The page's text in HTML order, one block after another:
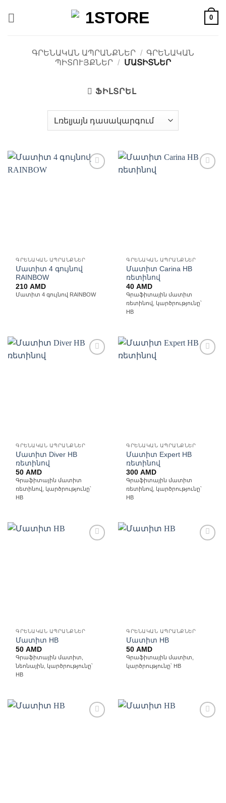
0
ԳՐԵՆԱԿԱՆ ԱՊՐԱՆՔՆԵՐ / ԳՐԵՆԱԿԱՆ
ՊԻՏՈՒՅՔՆԵՐ / ՄԱՏԻՏՆԵՐ
ՖԻԼՏՐԵԼ
ԳՐԵՆԱԿԱՆ ԱՊՐԱՆՔՆԵՐ
Մատիտ 4 գույնով
RAINBOW
210AMD
Մատիտ 4 գույնով RAINBOW
ԳՐԵՆԱԿԱՆ ԱՊՐԱՆՔՆԵՐ
Մատիտ Carina HB
ռետինով
40AMD
Գրաֆիտային մատիտ
ռետինով, կարծրությունը՝
HB
ԳՐԵՆԱԿԱՆ ԱՊՐԱՆՔՆԵՐ
Մատիտ Diver HB
ռետինով
50AMD
Գրաֆիտային մատիտ
ռետինով, կարծրությունը՝
HB
ԳՐԵՆԱԿԱՆ ԱՊՐԱՆՔՆԵՐ
Մատիտ Expert HB
ռետինով
300AMD
Գրաֆիտային մատիտ
ռետինով, կարծրությունը՝
HB
ԳՐԵՆԱԿԱՆ ԱՊՐԱՆՔՆԵՐ
Մատիտ HB
50AMD
Գրաֆիտային մատիտ,
նեոնային, կարծրությունը՝
HB
ԳՐԵՆԱԿԱՆ ԱՊՐԱՆՔՆԵՐ
Մատիտ HB
50AMD
Գրաֆիտային մատիտ,
կարծրությունը՝ HB